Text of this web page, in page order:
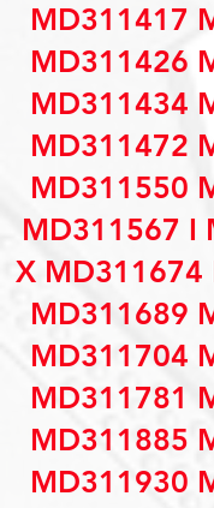
MD311417
MD311426
MD311434
MD311472
MD311550
MD311567 I
X MD311674
MD311689
MD311704
MD311781
MD311885
MD311930